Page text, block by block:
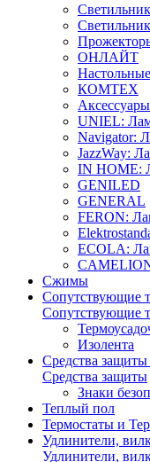
ОНЛАЙТ
КОМТЕХ
UNIEL:
Navigator:
JazzWay:
IN HOME:
GENILED
GENERAL
FERON:
ECOLA:
Сжимы
Сопутствующие
Сопутствующие
Изолента
Средства защиты
Средства защиты
Знаки
Теплый пол
Термостаты и
Удлинители,
Удлинители,